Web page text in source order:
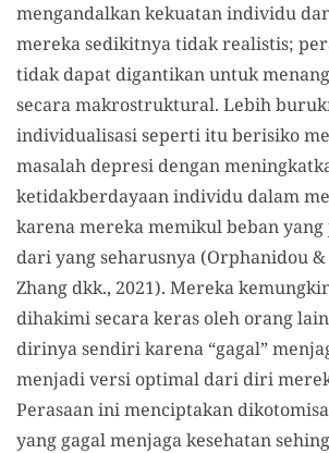
mengandalkan kekuatan individu
mereka sedikitnya tidak realistis;
tidak dapat digantikan untuk
secara makrostruktural. Lebih
individualisasi seperti itu berisiko
masalah depresi dengan
ketidakberdayaan individu dalam
karena mereka memikul beban
dari yang seharusnya (Orphanidou
Zhang dkk., 2021). Mereka
dihakimi secara keras oleh orang
dirinya sendiri karena “gagal”
menjadi versi optimal dari diri
Perasaan ini menciptakan
yang gagal menjaga kesehatan